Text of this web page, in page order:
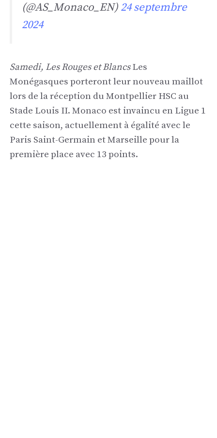
(@AS_Monaco_EN) 24 septembre
2024
Samedi, Les Rouges et BlancsLes
Monégasques porteront leur nouveau maillot
lors de la réception du Montpellier HSC au
Stade Louis II. Monaco est invaincu en Ligue 1
cette saison, actuellement à égalité avec le
Paris Saint-Germain et Marseille pour la
première place avec 13 points.